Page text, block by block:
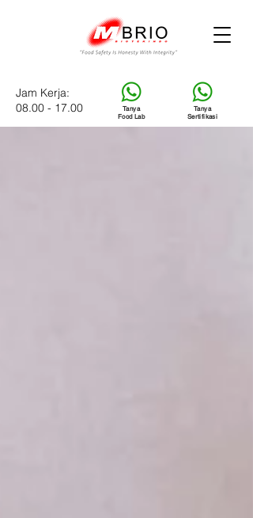
Tanya
Food Lab
Tanya
Sertifikasi
Jam Kerja:
08.00 - 17.00